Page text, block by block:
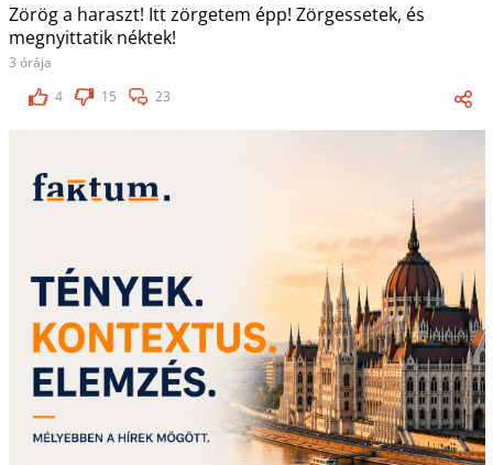
Zörög a haraszt! Itt zörgetem épp! Zörgessetek, és
megnyittatik néktek!
3 órája
4
15 23